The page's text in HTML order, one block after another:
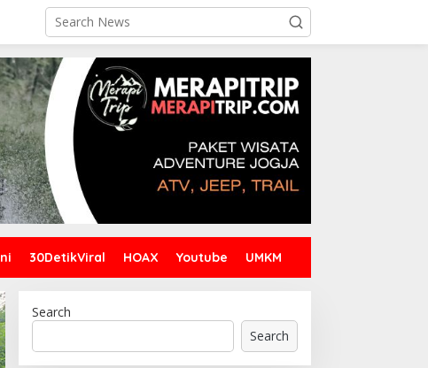
30DetikViral HOAX Youtube UMKM
Search
Search